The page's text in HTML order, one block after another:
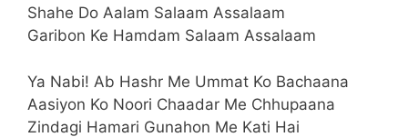
Shahe Do Aalam Salaam Assalaam
Garibon Ke Hamdam Salaam Assalaam
Ya Nabi! Ab Hashr Me Ummat Ko Bachaana
Aasiyon Ko Noori Chaadar Me Chhupaana
Zindagi Hamari Gunahon Me Kati Hai